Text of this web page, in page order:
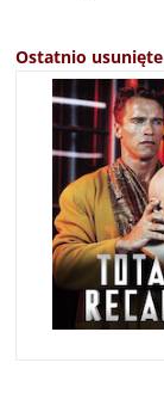
Ostatnio usunięte